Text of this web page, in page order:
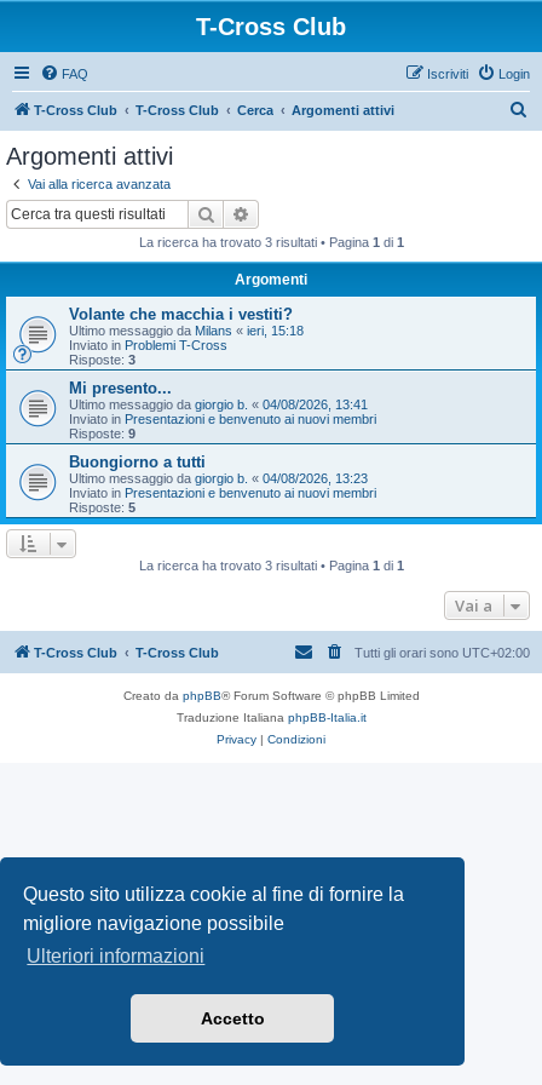
Questo sito utilizza cookie al fine di fornire la
migliore navigazione possibile
Ulteriori informazioni
Accetto
T-Cross Club
FAQ Login
Iscriviti
T-Cross Club T-Cross Club Cerca Argomenti attivi
Argomenti attivi
Vai alla ricerca avanzata
Cerca
La ricerca ha trovato 3 risultati • Pagina 1 di 1
Argomenti
Volante che macchia i vestiti?
Ultimo messaggio da Milans « ieri, 15:18
Inviato in Problemi T-Cross
Risposte: 3
Mi presento...
Ultimo messaggio da giorgio b. « 04/08/2026, 13:41
Inviato in Presentazioni e benvenuto ai nuovi membri
Risposte: 9
Buongiorno a tutti
Ultimo messaggio da giorgio b. « 04/08/2026, 13:23
Inviato in Presentazioni e benvenuto ai nuovi membri
Risposte: 5
La ricerca ha trovato 3 risultati • Pagina 1 di 1
Vai a
T-Cross Club T-Cross Club Tutti gli orari sono UTC+02:00
Creato da phpBB® Forum Software © phpBB Limited
Traduzione Italiana phpBB-Italia.it
Privacy | Condizioni